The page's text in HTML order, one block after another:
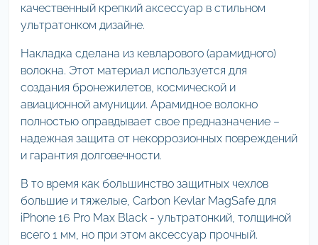
качественный крепкий аксессуар в стильном
ультратонком дизайне.
Накладка сделана из кевларового (арамидного)
волокна. Этот материал используется для
создания бронежилетов, космической и
авиационной амуниции. Арамидное волокно
полностью оправдывает свое предназначение –
надежная защита от некоррозионных повреждений
и гарантия долговечности.
В то время как большинство защитных чехлов
большие и тяжелые, Carbon Kevlar MagSafe для
iPhone 16 Pro Max Black - ультратонкий, толщиной
всего 1 мм, но при этом аксессуар прочный.